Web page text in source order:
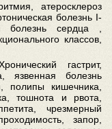
атеросклероз
болезнь I-
болезнь сердца ,
классов,
гастрит,
язвенная болезнь
полипы кишечника,
тошнота и рвота,
чрезмерный
запор,